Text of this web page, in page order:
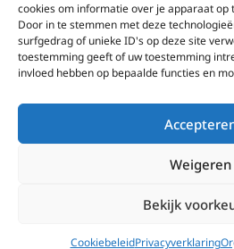
cookies om informatie over je apparaat op
Door in te stemmen met deze
surfgedrag of unieke ID's op deze site
toestemming geeft of uw toestemming
invloed hebben op bepaalde functies en
Weigeren
Bekijk
CookiebeleidPrivacyverklaring
EWTN-Team
Organisatiegegevens
Doneren
EWTN wordt uitsluitend
Wij ontvangen bewust geen
Landen |Cookies|